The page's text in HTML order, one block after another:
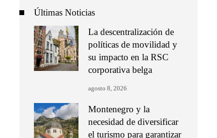
Últimas Noticias
La descentralización de
políticas de movilidad y
su impacto en la RSC
corporativa belga
agosto 8, 2026
Montenegro y la
necesidad de diversificar
el turismo para garantizar